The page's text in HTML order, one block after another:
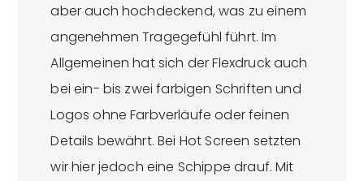
aber auch hochdeckend, was zu einem
angenehmen Tragegefühl führt. Im
Allgemeinen hat sich der Flexdruck auch
bei ein- bis zwei farbigen Schriften und
Logos ohne Farbverläufe oder feinen
Details bewährt. Bei Hot Screen setzten
wir hier jedoch eine Schippe drauf. Mit